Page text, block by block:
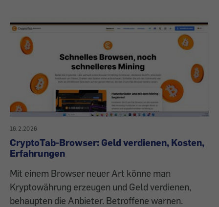
16.2.2026
CryptoTab-Browser: Geld verdienen, Kosten,
Erfahrungen
Mit einem Browser neuer Art könne man
Kryptowährung erzeugen und Geld verdienen,
behaupten die Anbieter. Betroffene warnen.